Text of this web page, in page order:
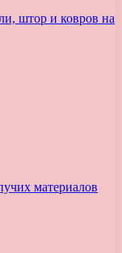
штор и ковров на
материалов